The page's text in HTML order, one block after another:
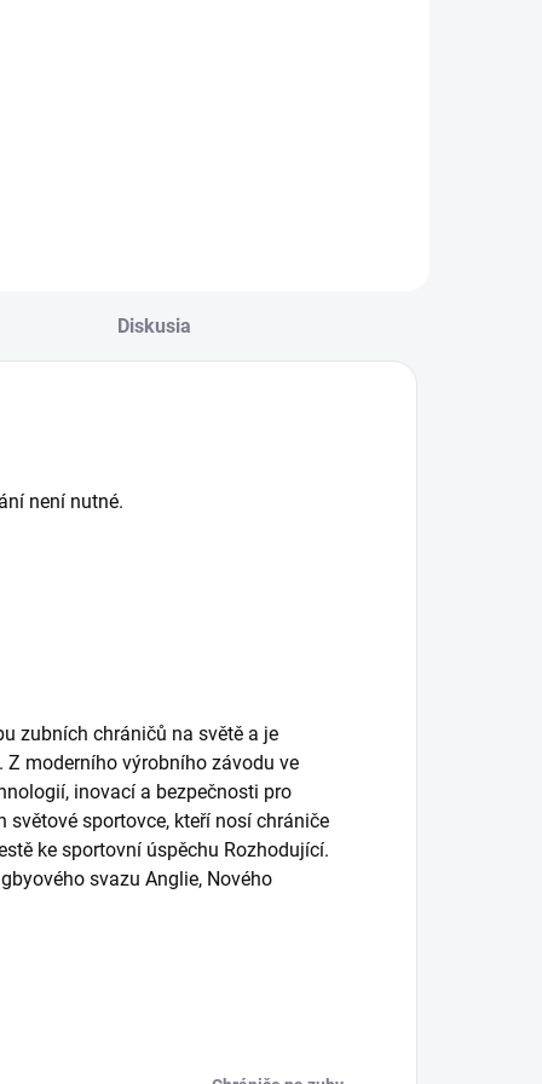
Diskusia
není nutné.
zubních chráničů na světě a je
moderního výrobního závodu ve
inovací a bezpečnosti pro
sportovce, kteří nosí chrániče
ke sportovní úspěchu Rozhodující.
svazu Anglie, Nového